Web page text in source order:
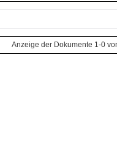
Anzeige der Dokumente 1-0